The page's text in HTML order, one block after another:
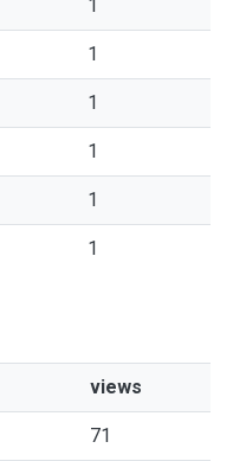
1
1
1
1
1
1
views
71